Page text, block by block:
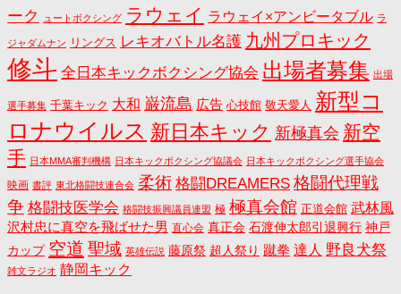
ーク
ュートボクシング ラウェイ ラウェイ×アンビータブル ラ
ジャダムナン リングス レキオバトル名護 九州プロキック
修斗 全日本キックボクシング協会 出場者募集 出場
選手募集 千葉キック 大和 巌流島 広告 心技館 敬天愛人 新型コ
ロナウイルス 新日本キック 新極真会 新空
手 日本MMA審判機構 日本キックボクシング協議会 日本キックボクシング選手協会
映画 書評 東北格闘技連合会 柔術 格闘DREAMERS 格闘代理戦
争 格闘技医学会 格闘技振興議員連盟 極 極真会館 正道会館 武林風
沢村忠に真空を飛ばせた男 直心会 真正会 石渡伸太郎引退興行 神戸
カップ 空道 聖域 英雄伝説 藤原祭 超人祭り 蹴拳 達人 野良犬祭
雑文ラジオ 静岡キック